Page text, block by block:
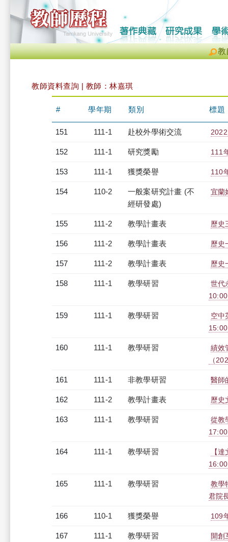
教
教師資料查詢 | 教師：林嘉琪
# 學年期 類別 標題
151 111-1 赴校外學術交流
152 111-1 研究獎勵 111
153 111-1 獲獎榮譽 110
154 110-2
一般案研究計畫 (不
經研發處)
宜蘭
155 111-2 教學計畫表 歷史
156 111-2 教學計畫表 歷史
157 111-2 教學計畫表 歷史
158 111-1 教學研習
世代
159 111-1 教學研習
空中
160 111-1 教學研習
績效
（
161 111-1 非教學研習 醫師
162 111-2 教學計畫表 歷史
163 111-1 教學研習
從教
164 111-1 教學研習
【
165 111-1 教學研習
教學
君院
166 110-1 獲獎榮譽 109
167 111-1 教學研習
開創